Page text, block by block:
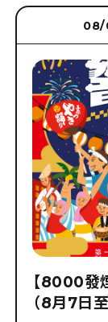
08/
【8000發
（8月7日